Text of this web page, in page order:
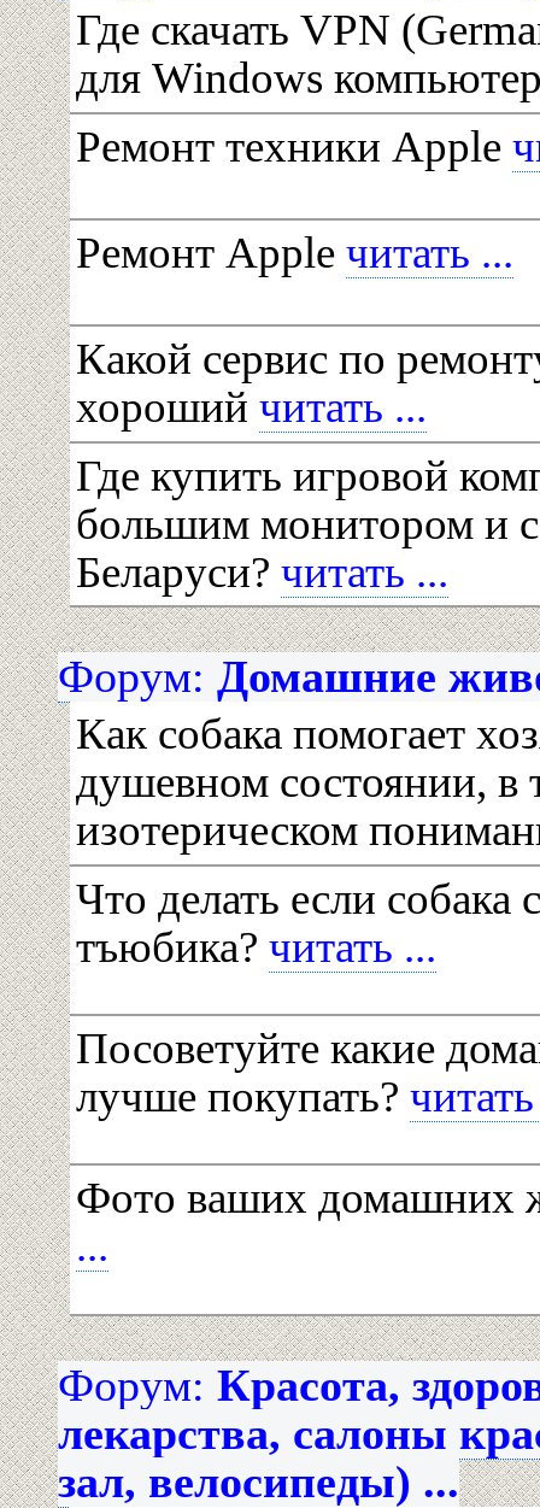
Где скачать VPN
для Windows
Ремонт техники Apple
Ремонт Apple читать ...
Какой сервис по
хороший читать ...
Где купить игровой
большим монитором и с
Беларуси? читать ...
Форум: Домашние
Как собака помогает
душевном состоянии, в
изотерическом
Что делать если собака
тъюбика? читать ...
Посоветуйте какие
лучше покупать?
Фото ваших домашних
...
Форум: Красота,
лекарства, салоны
зал, велосипеды) ...